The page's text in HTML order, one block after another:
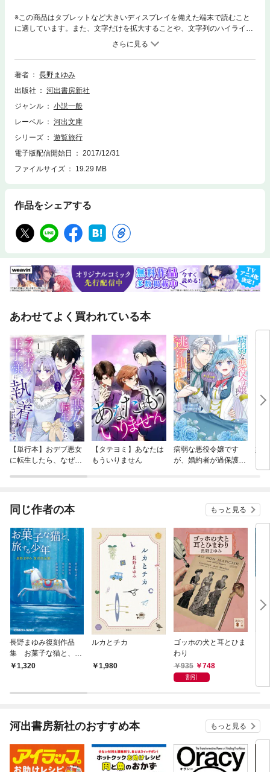
※この商品はタブレットなど大きいディスプレイを備えた端末で読むこと
に適しています。また、文字だけを拡大することや、文字列のハイライ
ト、検索、辞書の参照、引用などの機能が使用できません。月の船、流星
のささやき、楽園の鳥…一冊の本を鞄に入れて出かけた旅の途上で出逢っ
た、不思議な街と夢と人々。夢想の船に乗って、京都・大阪・神戸をゆ
く、魅惑の幻想旅行紀。JR西日本「三都物語」キャンペーンで連載。
著者
長野まゆみ
出版社
河出書房新社
ジャンル
小説一般
レーベル
河出文庫
シリーズ
遊覧旅行
電子版配信開始日
2017/12/31
ファイルサイズ
19.29 MB
作品をシェアする
あわせてよく買われている本
【単行本】おデブ悪女
に転生したら、なぜか
【タテヨミ】あなたは
もういりません
病弱な悪役令嬢です
が、婚約者が過保護す
妹
同じ作者の本 もっと見る
長野まゆみ復刻作品
集 お菓子な猫と、旅
する少年
1,320
ルカとチカ
1,980
ゴッホの犬と耳とひま
わり
935
748
割引
河出書房新社のおすすめ本 もっと見る